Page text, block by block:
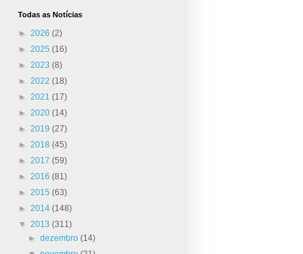
Todas as Notícias
► 2026 (2)
► 2025 (16)
► 2023 (8)
► 2022 (18)
► 2021 (17)
► 2020 (14)
► 2019 (27)
► 2018 (45)
► 2017 (59)
► 2016 (81)
► 2015 (63)
► 2014 (148)
▼ 2013 (311)
►dezembro(14)